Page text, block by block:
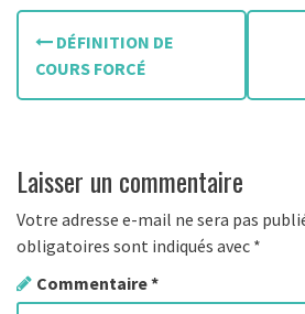
N
v
i
g
a
t
DÉFINITION DE
COURS FORCÉ
Laisser un commentaire
Votre adresse e-mail ne sera pas
obligatoires sont indiqués avec *
Commentaire*